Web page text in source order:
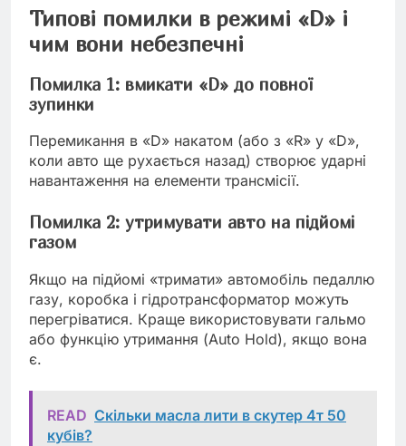
Типові помилки в режимі «D» і
чим вони небезпечні
Помилка 1: вмикати «D» до повної
зупинки
Перемикання в «D» накатом (або з «R» у «D»,
коли авто ще рухається назад) створює ударні
навантаження на елементи трансмісії.
Помилка 2: утримувати авто на підйомі
газом
Якщо на підйомі «тримати» автомобіль педаллю
газу, коробка і гідротрансформатор можуть
перегріватися. Краще використовувати гальмо
або функцію утримання (Auto Hold), якщо вона
є.
READ Скільки масла лити в скутер 4т 50
кубів?